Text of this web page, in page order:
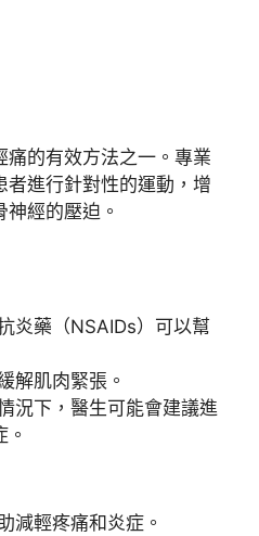
的有效方法之一。專業
者進行針對性的運動，增
經的壓迫。
炎藥（NSAIDs）可以幫
解肌肉緊張。
況下，醫生可能會建議進
減輕疼痛和炎症。